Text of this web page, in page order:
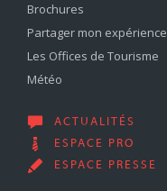
Brochures
Partager mon expérience
Les Offices de Tourisme
Météo
ACTUALITÉS
ESPACE PRO
ESPACE PRESSE